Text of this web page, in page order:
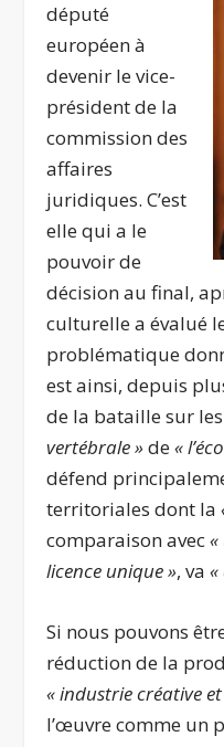
député
européen à
devenir le vice-
président de la
commission des
affaires
juridiques. C’est
elle qui a le
pouvoir de
décision au final,
culturelle a évalué
problématique
est ainsi, depuis
de la bataille sur
vertébrale »de«
défend
territoriales dont la
comparaison avec
licence unique », va
Si nous pouvons
réduction de la
« industrie créative
l’œuvre comme un